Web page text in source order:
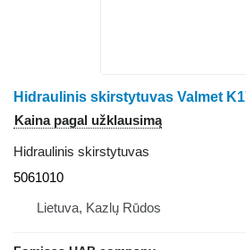
Kaina pagal užklausimą
Hidraulinis skirstytuvas
5061010
Lietuva, Kazlų Rūdos